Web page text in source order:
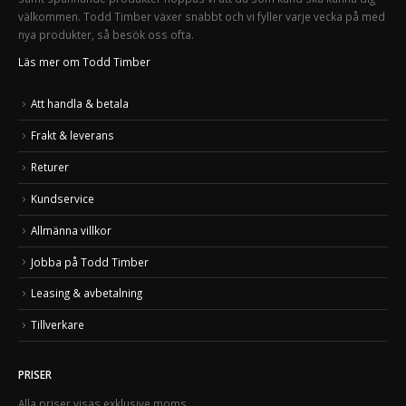
välkommen. Todd Timber växer snabbt och vi fyller varje vecka på med
nya produkter, så besök oss ofta.
Läs mer om Todd Timber
Att handla & betala
Frakt & leverans
Returer
Kundservice
Allmänna villkor
Jobba på Todd Timber
Leasing & avbetalning
Tillverkare
PRISER